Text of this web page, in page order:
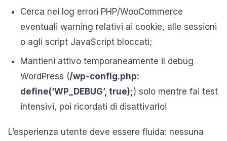
Cerca nei log errori PHP/WooCommerce
eventuali warning relativi ai cookie, alle sessioni
o agli script JavaScript bloccati;
Mantieni attivo temporaneamente il debug
WordPress (/wp-config.php:
define(‘WP_DEBUG’, true);) solo mentre fai test
intensivi, poi ricordati di disattivarlo!
L’esperienza utente deve essere fluida: nessuna